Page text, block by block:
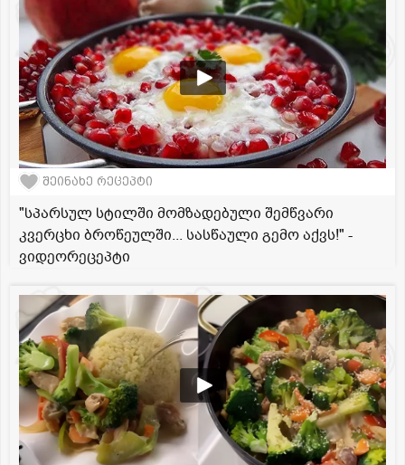
შეინახე რეცეპტი
"სპარსულ სტილში მომზადებული შემწვარი
კვერცხი ბროწეულში... სასწაული გემო აქვს!" -
ვიდეორეცეპტი